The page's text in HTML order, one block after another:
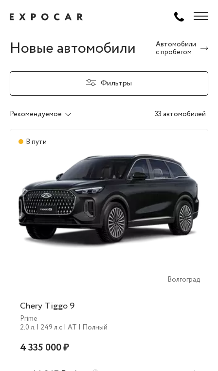
Новые автомобили
Автомобили
с пробегом
Фильтры
Рекомендуемое 33 автомобилей
В пути
Волгоград
Chery Tiggo 9
Prime
2.0 л. | 249 л.c | AT | Полный
4 335 000 ₽